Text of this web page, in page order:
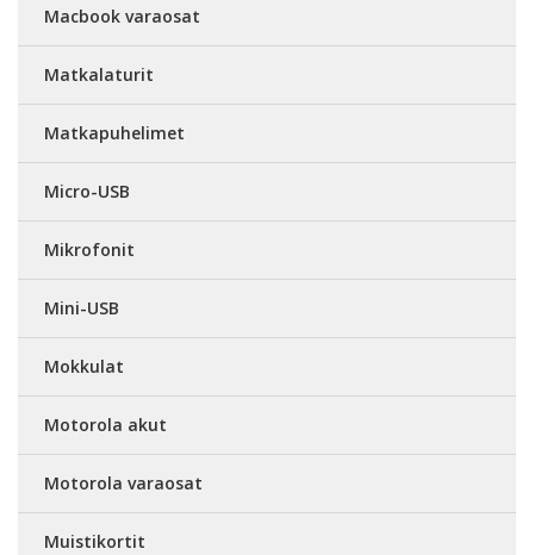
Macbook varaosat
Matkalaturit
Matkapuhelimet
Micro-USB
Mikrofonit
Mini-USB
Mokkulat
Motorola akut
Motorola varaosat
Muistikortit